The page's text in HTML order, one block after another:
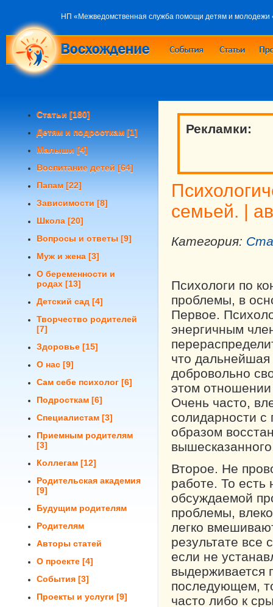
НП «Межведомственная служба помощи детям и молодежи
Статьи [180]
Детям и подросткам [1]
Малыши [4]
Воспитание детей [64]
Папам [22]
Зависимости [8]
Школа [20]
Вопросы и ответы [9]
Муж и жена [3]
О беременности и
родах [13]
Детский сад [4]
Творчество родителей
[7]
Здоровье [15]
О нас [9]
Сам себе психолог [6]
Подросткам [6]
Специалистам [3]
Приемным родителям
[3]
Коллегам [12]
Родительская академия
[9]
Будущим родителям
Родителям
Авторы статей
О проекте [4]
События [3]
Проекты и услуги [9]
Рекламки:
семьей. |
Категория:
Психологи по
проблемы, в
Первое.
энергичным
что дальнейшая
добровольно
этом
Очень часто,
солидарности
образом
Второе. Не
работе. То есть
обсуждаемой
проблемы,
легко
результате все
если не
выдерживается
последующем,
часто либо к